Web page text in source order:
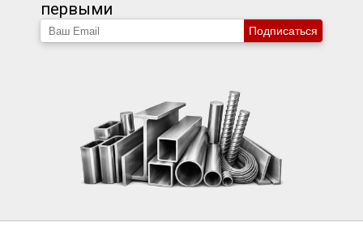
первыми
Подписаться